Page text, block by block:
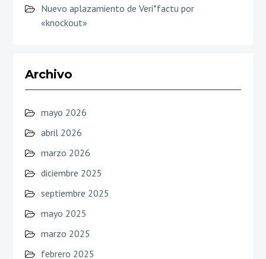
Nuevo aplazamiento de Veri*factu por
«knockout»
Archivo
mayo 2026
abril 2026
marzo 2026
diciembre 2025
septiembre 2025
mayo 2025
marzo 2025
febrero 2025